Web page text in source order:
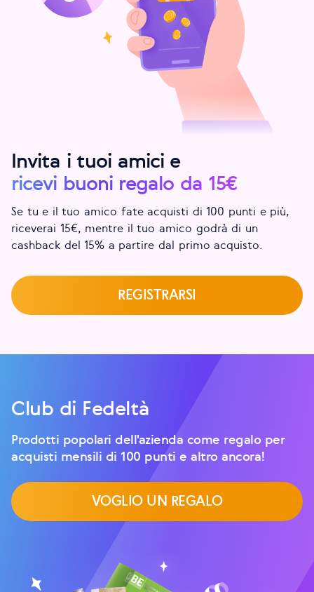
Invita i tuoi amici e
ricevi buoni regalo da 15€
Se tu e il tuo amico fate acquisti di 100 punti e più,
riceverai 15€, mentre il tuo amico godrà di un
cashback del 15% a partire dal primo acquisto.
REGISTRARSI
Club di Fedeltà
Prodotti popolari dell'azienda come regalo per
acquisti mensili di 100 punti e altro ancora!
VOGLIO UN REGALO